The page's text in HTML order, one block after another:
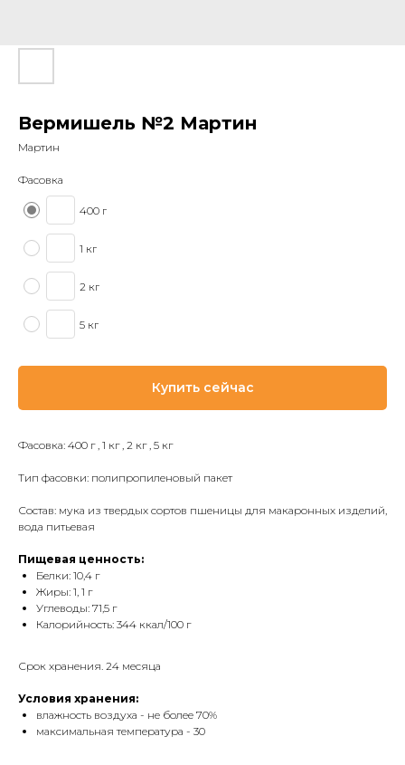
Вермишель №2 Мартин
Мартин
Фасовка
400 г
1 кг
2 кг
5 кг
Купить сейчас
Фасовка: 400 г , 1 кг , 2 кг , 5 кг
Тип фасовки: полипропиленовый пакет
Состав: мука из твердых сортов пшеницы для макаронных изделий,
вода питьевая
Пищевая ценность:
Белки: 10,4 г
Жиры: 1, 1 г
Углеводы: 71,5 г
Калорийность: 344 ккал/100 г
Срок хранения. 24 месяца
Условия хранения:
влажность воздуха - не более 70%
максимальная температура - 30